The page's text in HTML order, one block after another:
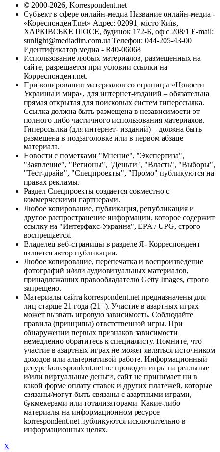
© 2000-2026, Korrespondent.net
Субъект в сфере онлайн-медиа Название онлайн-медиа -
«КореспонденТ.net» Адрес: 02091, місто Київ,
ХАРКІВСЬКЕ ШОСЕ, будинок 172-Б, офіс 208/1 E-mail:
sunlight@mediadim.com.ua Телефон: 044-205-43-00
Идентификатор медиа - R40-06068
Использование любых материалов, размещённых на
сайте, разрешается при условии ссылки на
Корреспондент.net.
При копировании материалов со страницы «Новости
Украины и мира», для интернет-изданий – обязательна
прямая открытая для поисковых систем гиперссылка.
Ссылка должна быть размещена в независимости от
полного либо частичного использования материалов.
Гиперссылка (для интернет- изданий) – должна быть
размещена в подзаголовке или в первом абзаце
материала.
Новости с пометками "Мнение", "Экспертиза",
"Заявление", "Регионы", "Деньги", "Власть", "Выборы",
"Тест-драйв", "Спецпроекты", "Промо" публикуются на
правах рекламы.
Раздел Спецпроекты создается совместно с
коммерческими партнерами.
Любое копирование, публикация, републикация и
другое распространение информации, которое содержит
ссылку на "Интерфакс-Украина", EPA / UPG, строго
воспрещается.
Владелец веб-страницы в разделе Я- Корреспондент
является автор публикации.
Любое копирование, перепечатка и воспроизведение
фотографий и/или аудиовизуальных материалов,
принадлежащих правообладателю Getty Images, строго
запрещено.
Материалы сайта korrespondent.net предназначены для
лиц старше 21 года (21+). Участие в азартных играх
может вызвать игровую зависимость. Соблюдайте
правила (принципы) ответственной игры. При
обнаружении первых признаков зависимости
немедленно обратитесь к специалисту. Помните, что
участие в азартных играх не может являться источником
доходов или альтернативой работе. Информационный
ресурс korrespondent.net не проводит игры на реальные
и/или виртуальные деньги, сайт не принимает ни в
какой форме оплату ставок и других платежей, которые
связаны/могут быть связаны с азартными играми,
букмекерами или тотализаторами. Какие-либо
материалы на информационном ресурсе
korrespondent.net публикуются исключительно в
информационных целях.
X